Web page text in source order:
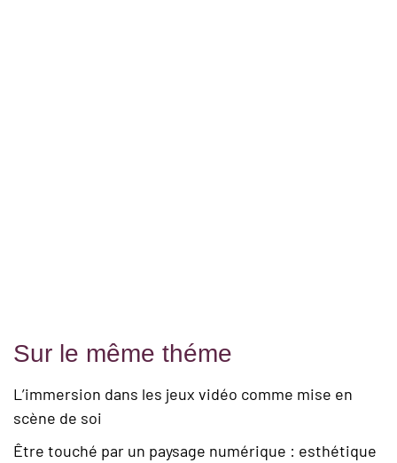
Sur le même théme
L’immersion dans les jeux vidéo comme mise en
scène de soi
Être touché par un paysage numérique : esthétique